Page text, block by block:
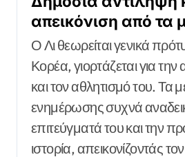
απεικόνιση από τα
Ο Λι θεωρείται γενικά
Κορέα, γιορτάζεται για
και τον αθλητισμό του. Τα
ενημέρωσης συχνά
επιτεύγματά του και την
ιστορία, απεικονίζοντάς